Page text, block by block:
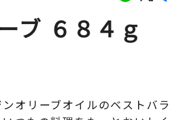
ブ ６８４ｇ
オリーブオイルのベストバラ